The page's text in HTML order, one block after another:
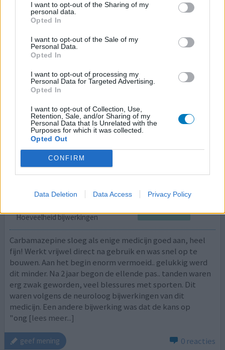
I want to opt-out of the Sharing of my
personal data.
Opted In
I want to opt-out of the Sale of my
Personal Data.
Opted In
I want to opt-out of processing my
Personal Data for Targeted Advertising.
Opted In
I want to opt-out of Collection, Use,
Retention, Sale, and/or Sharing of my
Personal Data that Is Unrelated with the
Purposes for which it was collected.
Opted Out
CONFIRM
Data Deletion Data Access Privacy Policy
In het begin bijwerkingen als duizeligheid maar dat
verdween snel. In de loop van de tijd werden meer
waren om daar eerder op te lette. Zorg dat u regelmatig
gecontroleerd wordt op alle bloedwaarden, u kunt niet
Vraag ook om volledige informatie over alle
mogelijk [lees meer...]
geef mening 0 reacties
Carbamazepine
23-10-2019 | Vrouw | 23
carbamazepine (200mg)
Hoeveelheid bijwerkingen
Carbamazepine sloeg als enige medicijn goed aan, heel
fijn! Werkt vrijwel direct na gebruik en was snel op te
bouwen. Aan het begin enorm vermoeid.. gelukkig werd
dit minder. Na 2 jaar begon de ellende pas.. tanden waren
erg zwak geworden, veel blessures met sporten. Dit
waren volgens de neuroloog bijwerkingen van dit
medicijn. Een andere bijwerking was dat de kans op
"ong [lees meer...]
geef mening 0 reacties